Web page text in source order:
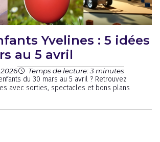
Yvelines : 5 idées
au 5 avril
Temps de lecture: 3 minutes
du 30 mars au 5 avril ? Retrouvez
avec sorties, spectacles et bons plans